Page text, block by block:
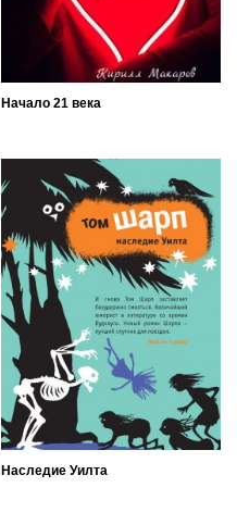
Начало 21 века
Наследие Уилта